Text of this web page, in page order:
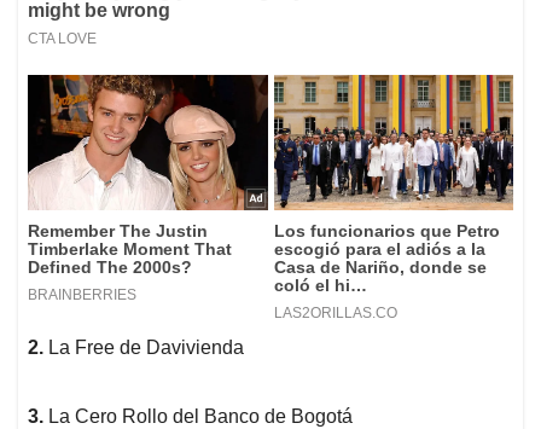
2. La Free de Davivienda
3. La Cero Rollo del Banco de Bogotá